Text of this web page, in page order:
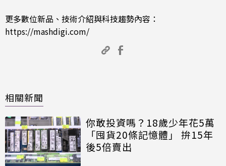
更多數位新品、技術介紹與科技趨勢內容：
https://mashdigi.com/
相關新聞
你敢投資嗎？18歲少年花5萬
「囤貨20條記憶體」 拚15年
後5倍賣出